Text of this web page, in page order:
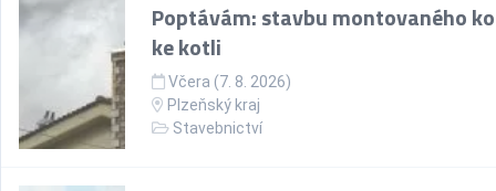
Poptávám: stavbu montovaného
ke kotli
Včera (7. 8. 2026)
Plzeňský kraj
Stavebnictví